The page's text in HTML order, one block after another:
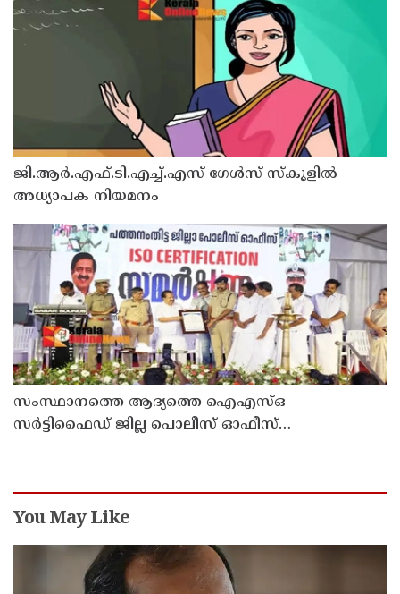
ജി.ആർ.എഫ്.ടി.എച്ച്.എസ് ഗേൾസ് സ്‌കൂളിൽ
അധ്യാപക നിയമനം
സംസ്ഥാനത്തെ ആദ്യത്തെ ഐഎസ്ഒ
സർട്ടിഫൈഡ് ജില്ല പൊലീസ് ഓഫീസ്
You May Like